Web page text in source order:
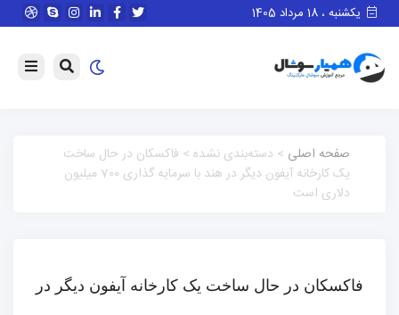
یکشنبه ، 18 مرداد 1405
صفحه اصلی > دسته‌بندی نشده > فاکسکان در حال ساخت
یک کارخانه آیفون دیگر در هند با سرمایه گذاری 700 میلیون
دلاری است
فاکسکان در حال ساخت یک کارخانه آیفون دیگر در